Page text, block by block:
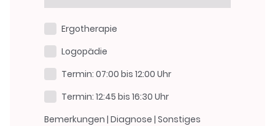
Ergotherapie
Logopädie
Termin: 07:00 bis 12:00 Uhr
Termin: 12:45 bis 16:30 Uhr
Bemerkungen | Diagnose | Sonstiges